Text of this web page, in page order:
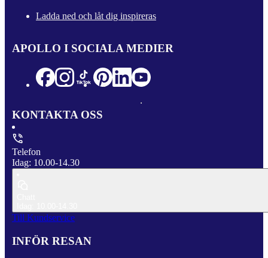
Ladda ned och låt dig inspireras
APOLLO I SOCIALA MEDIER
KONTAKTA OSS
Telefon
Idag: 10.00-14.30
Till Kundservice
INFÖR RESAN